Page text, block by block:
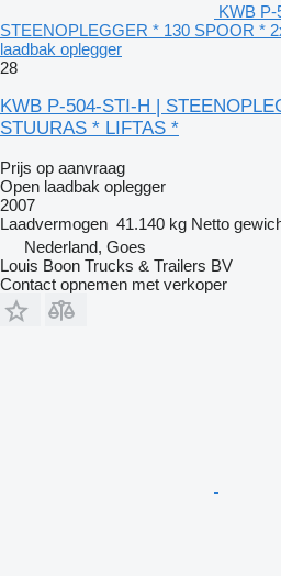
KWB P-
STEENOPLEGGER * 130 SPOOR *
laadbak oplegger
28
KWB P-504-STI-H |
STUURAS * LIFTAS *
Prijs op aanvraag
Open laadbak oplegger
2007
Laadvermogen 41.140 kg Netto
Nederland, Goes
Louis Boon Trucks & Trailers BV
Contact opnemen met verkoper